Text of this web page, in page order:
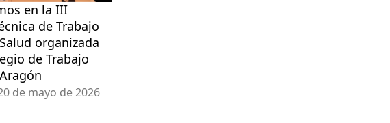
en la III
de Trabajo
organizada
de Trabajo
de mayo de 2026